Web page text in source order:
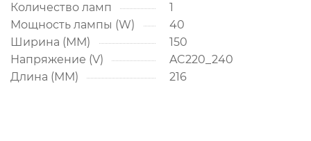
Количество ламп
1
Мощность лампы (W)
40
Ширина (ММ)
150
Напряжение (V)
AC220_240
Длина (ММ)
216